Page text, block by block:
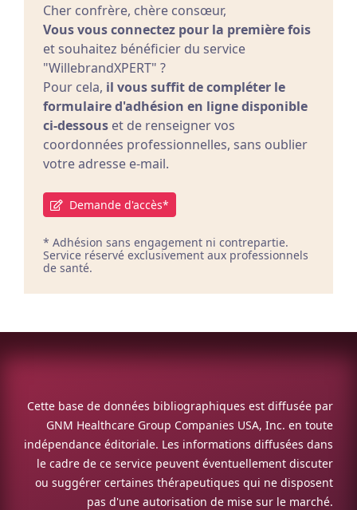
Cher confrère, chère consœur,
Vous vous connectez pour la première fois
et souhaitez bénéficier du service
"WillebrandXPERT" ?
Pour cela, il vous suffit de compléter le
formulaire d'adhésion en ligne disponible
ci-dessous et de renseigner vos
coordonnées professionnelles, sans oublier
votre adresse e-mail.
Demande d'accès*
* Adhésion sans engagement ni contrepartie.
Service réservé exclusivement aux professionnels
de santé.
Cette base de données bibliographiques est diffusée par
GNM Healthcare Group Companies USA, Inc. en toute
indépendance éditoriale. Les informations diffusées dans
le cadre de ce service peuvent éventuellement discuter
ou suggérer certaines thérapeutiques qui ne disposent
pas d'une autorisation de mise sur le marché.